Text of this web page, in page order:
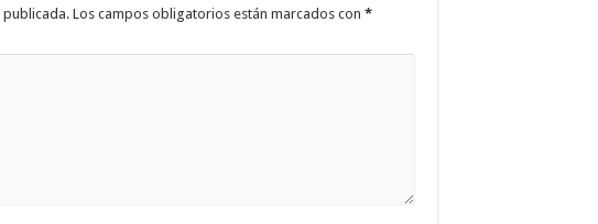
Los campos obligatorios están marcados con *